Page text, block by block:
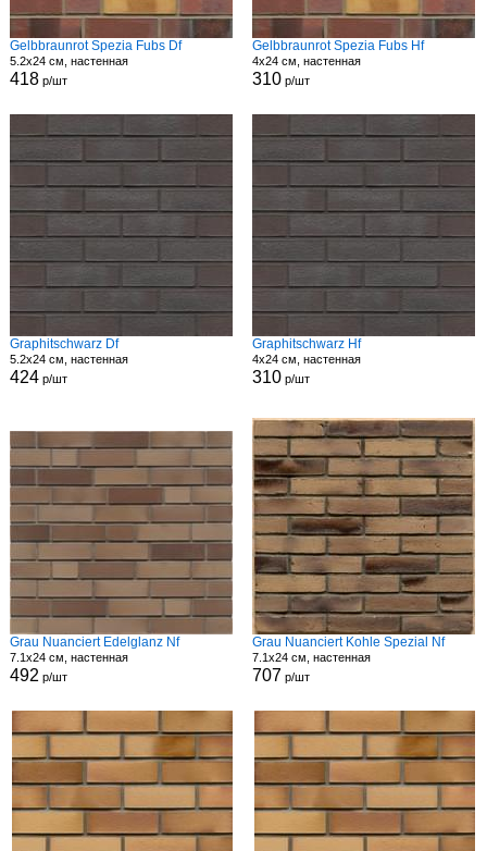
Gelbbraunrot Spezia Fubs Df
5.2x24 см, настенная
418р/шт
Gelbbraunrot Spezia Fubs Hf
4x24 см, настенная
310 р/шт
Graphitschwarz Df
5.2x24 см, настенная
424р/шт
Graphitschwarz Hf
4x24 см, настенная
310 р/шт
Grau Nuanciert Edelglanz Nf
7.1x24 см, настенная
492 р/шт
Grau Nuanciert Kohle Spezial Nf
7.1x24 см, настенная
707 р/шт